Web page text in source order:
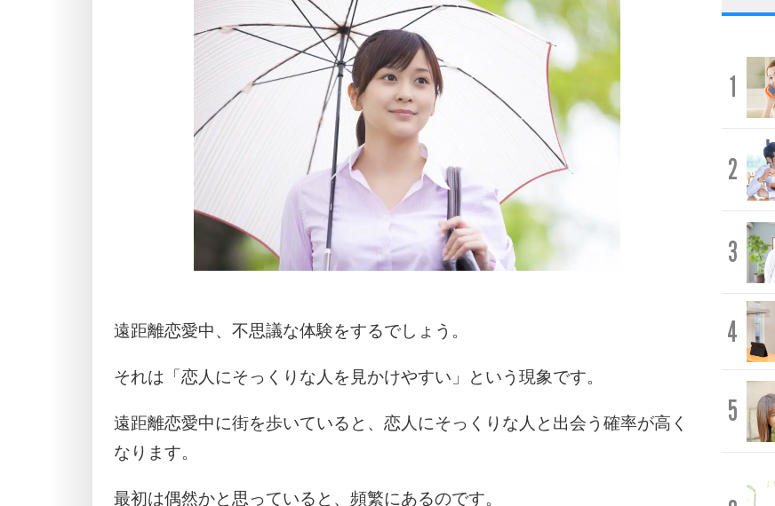
遠距離恋愛中、不思議な体験をするでしょう。
それは「恋人にそっくりな人を見かけやすい」という現象です。
遠距離恋愛中に街を歩いていると、恋人にそっくりな人と出会う確率が高く
なります。
最初は偶然かと思っていると、頻繁にあるのです。
1
2
3
4
5